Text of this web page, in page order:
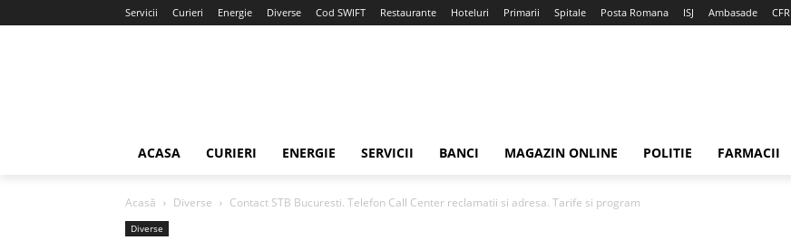
Servicii Curieri Energie Diverse Cod SWIFT Restaurante Hoteluri Primarii Spitale Posta Romana ISJ Ambasade CFR
ACASA CURIERI ENERGIE SERVICII BANCI MAGAZIN ONLINE POLITIE FARMACII
Acasă Diverse Contact STB Bucuresti. Telefon Call Center reclamatii si adresa. Tarife si program
Diverse